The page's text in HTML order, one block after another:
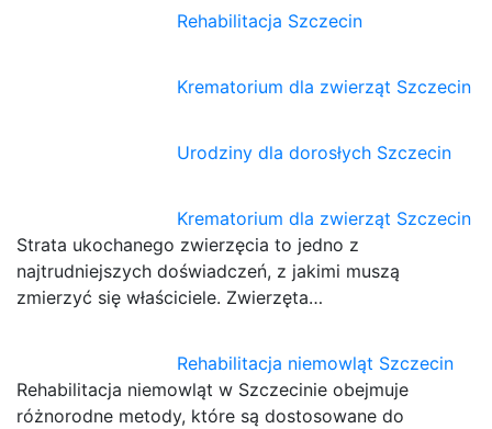
Rehabilitacja Szczecin
Krematorium dla zwierząt Szczecin
Urodziny dla dorosłych Szczecin
Krematorium dla zwierząt Szczecin
Strata ukochanego zwierzęcia to jedno z
najtrudniejszych doświadczeń, z jakimi muszą
zmierzyć się właściciele. Zwierzęta…
Rehabilitacja niemowląt Szczecin
Rehabilitacja niemowląt w Szczecinie obejmuje
różnorodne metody, które są dostosowane do